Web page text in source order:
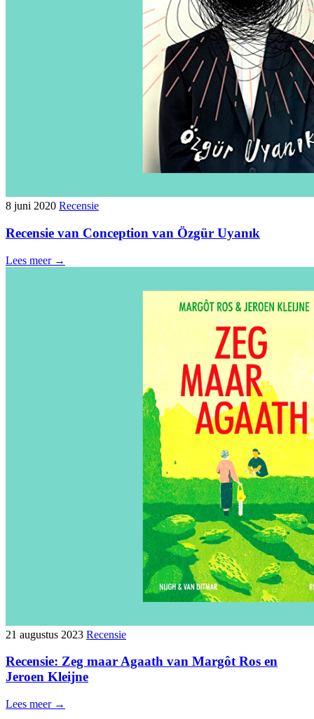
8 juni 2020 Recensie
Recensie van Conception van Özgür Uyanık
Lees meer →
21 augustus 2023 Recensie
Recensie: Zeg maar Agaath van Margôt Ros en
Jeroen Kleijne
Lees meer →